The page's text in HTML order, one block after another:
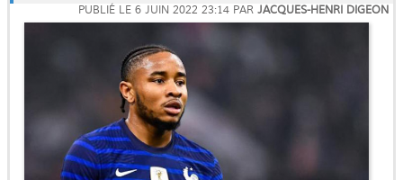
PUBLIÉ LE 6 JUIN 2022 23:14 PAR JACQUES-HENRI DIGEON